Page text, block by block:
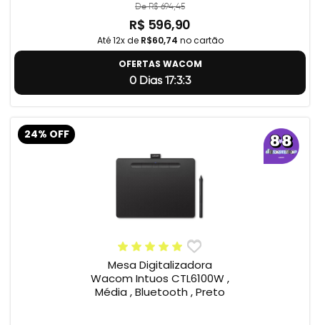
De R$ 694,45
R$ 596,90
Até 12x de R$60,74 no cartão
OFERTAS WACOM
0 Dias 17:3:2
24% OFF
Mesa Digitalizadora
Wacom Intuos CTL6100W ,
Média , Bluetooth , Preto